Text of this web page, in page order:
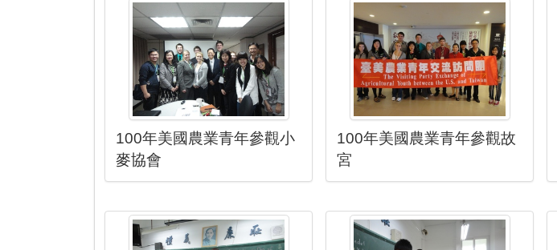
100年美國農業青年參觀小
麥協會
100年美國農業青年參觀故
宮